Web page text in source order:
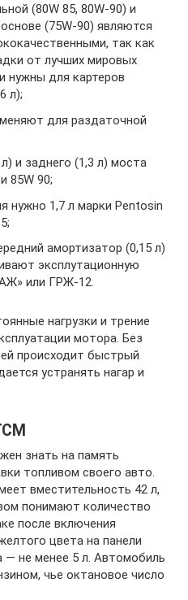
(80W 85, 80W-90) и
(75W-90) являются
так как
от лучших мировых
нужны для картеров
л);
для раздаточной
и заднего (1,3 л) моста
85W 90;
нужно 1,7 л марки Pentosin
амортизатор (0,15 л)
эксплутационную
или ГРЖ-12.
нагрузки и трение
мотора. Без
происходит быстрый
устранять нагар и
знать на память
топливом своего авто.
вместительность 42 л,
понимают количество
после включения
цвета на панели
— не менее 5 л. Автомобиль
чье октановое число